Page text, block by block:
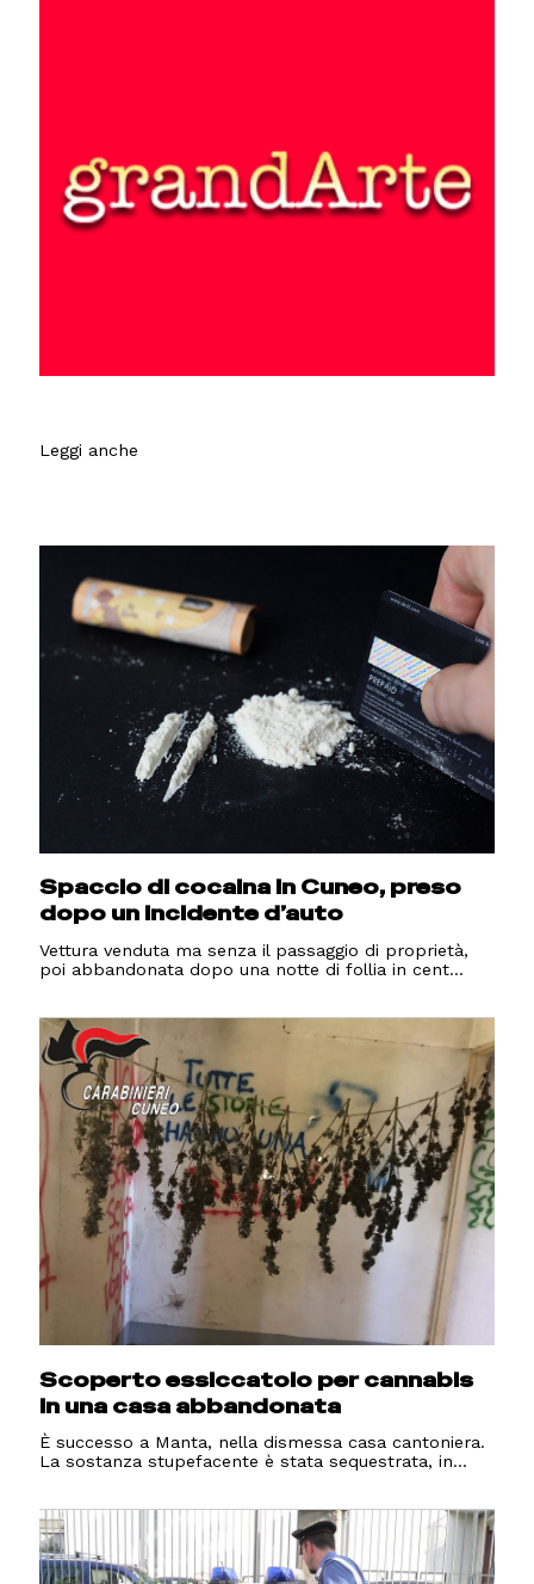
Leggi anche
Spaccio di cocaina in Cuneo, preso
dopo un incidente d’auto
Vettura venduta ma senza il passaggio di proprietà,
poi abbandonata dopo una notte di follia in cent...
Scoperto essiccatoio per cannabis
in una casa abbandonata
È successo a Manta, nella dismessa casa cantoniera.
La sostanza stupefacente è stata sequestrata, in...